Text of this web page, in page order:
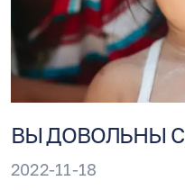
ВЫ ДОВОЛЬНЫ
2022-11-18